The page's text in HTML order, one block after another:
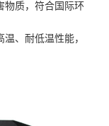
物质，符合国际环
、耐低温性能，